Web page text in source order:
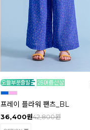
프레이 플라워 팬츠_BL
36,400원42,800원